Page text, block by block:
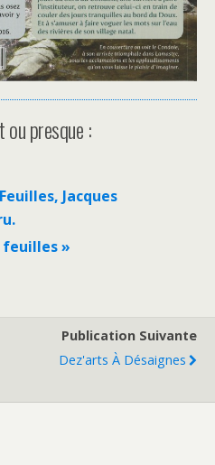
presque :
Jacques
feuilles »
Publication Suivante
Dez'arts À Désaignes